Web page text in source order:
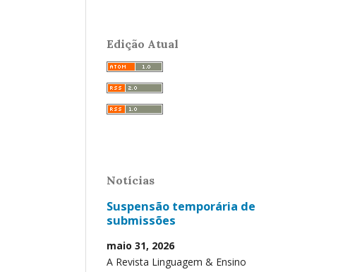
Edição Atual
Notícias
Suspensão temporária de
submissões
maio 31, 2026
A Revista Linguagem & Ensino